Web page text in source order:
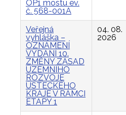
OP1 mostu ev.
č. 568-001A
Veřejná
vyhláška –
OZNÁMENÍ
VYDÁNÍ 10.
ZMĚNY ZÁSAD
ÚZEMNÍHO
ROZVOJE
ÚSTECKÉHO
KRAJE V RÁMCI
ETAPY 1
04. 08.
2026